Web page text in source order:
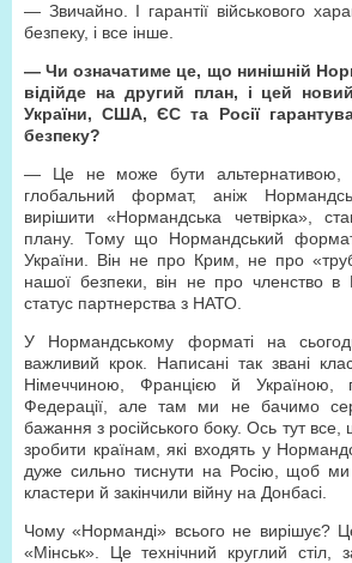
— Звичайно. І гарантії військового
безпеку, і все інше.
— Чи означатиме це, що нинішній
відійде на другий план, і цей
України, США, ЄС та Росії
безпеку?
— Це не може бути
глобальний формат, аніж
вирішити «Нормандська четвірка»,
плану. Тому що Нормандський
України. Він не про Крим, не про
нашої безпеки, він не про членство
статус партнерства з НАТО.
У Нормандському форматі на
важливий крок. Написані так звані
Німеччиною, Францією й Україною,
Федерації, але там ми не бачимо
бажання з російського боку. Ось тут все,
зробити країнам, які входять у
дуже сильно тиснути на Росію, щоб
кластери й закінчили війну на Донбасі.
Чому «Норманді» всього не вирішує?
«Мінськ». Це технічний круглий стіл,